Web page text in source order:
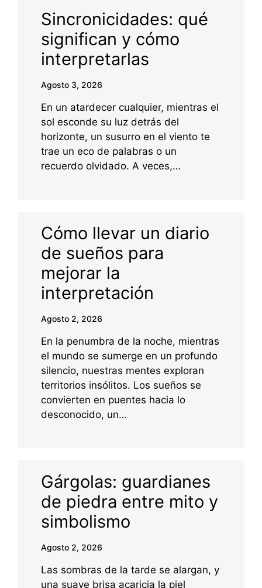
Sincronicidades: qué
significan y cómo
interpretarlas
Agosto 3, 2026
En un atardecer cualquier, mientras el
sol esconde su luz detrás del
horizonte, un susurro en el viento te
trae un eco de palabras o un
recuerdo olvidado. A veces,…
Cómo llevar un diario
de sueños para
mejorar la
interpretación
Agosto 2, 2026
En la penumbra de la noche, mientras
el mundo se sumerge en un profundo
silencio, nuestras mentes exploran
territorios insólitos. Los sueños se
convierten en puentes hacia lo
desconocido, un…
Gárgolas: guardianes
de piedra entre mito y
simbolismo
Agosto 2, 2026
Las sombras de la tarde se alargan, y
una suave brisa acaricia la piel